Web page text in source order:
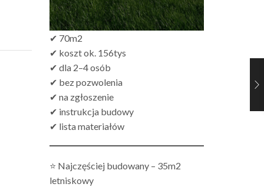
✔ 70m2
✔ koszt ok. 156tys
✔ dla 2–4 osób
✔ bez pozwolenia
✔ na zgłoszenie
✔ instrukcja budowy
✔ lista materiałów
⭐ Najczęściej budowany – 35m2
letniskowy